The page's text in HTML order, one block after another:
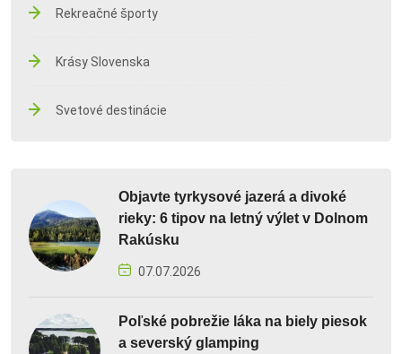
Rekreačné športy
Krásy Slovenska
Svetové destinácie
Objavte tyrkysové jazerá a divoké
rieky: 6 tipov na letný výlet v Dolnom
Rakúsku
07.07.2026
Poľské pobrežie láka na biely piesok
a severský glamping